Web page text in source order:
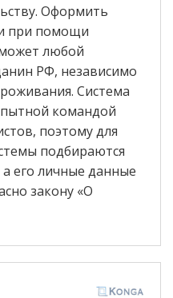
Оформить
при помощи
любой
РФ, независимо
Система
командой
поэтому для
подбираются
его личные данные
закону «О